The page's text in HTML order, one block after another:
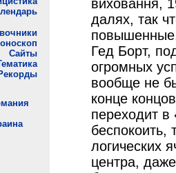
виховання,
далях, так
Гед Борт,
огромных
вообще не
конце
переходит
беспокоить,
логических
центра,